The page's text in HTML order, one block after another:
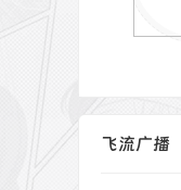
飞流广播